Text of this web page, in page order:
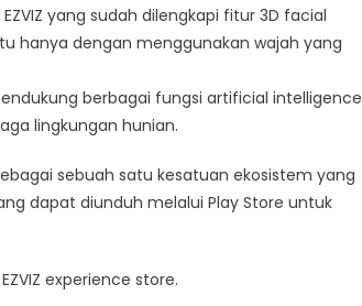
yang sudah dilengkapi fitur 3D facial
hanya dengan menggunakan wajah yang
berbagai fungsi artificial intelligence
lingkungan hunian.
sebuah satu kesatuan ekosistem yang
dapat diunduh melalui Play Store untuk
experience store.